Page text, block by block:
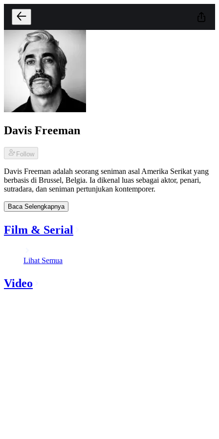
Davis Freeman
Follow
Davis Freeman adalah seorang seniman asal Amerika Serikat yang
berbasis di Brussel, Belgia. Ia dikenal luas sebagai aktor, penari,
sutradara, dan seniman pertunjukan kontemporer.
Baca Selengkapnya
Film & Serial
Lihat Semua
Video